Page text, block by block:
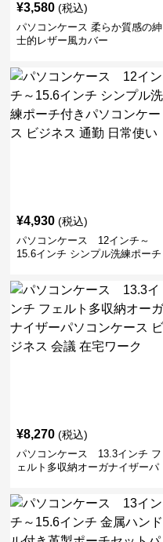
¥3,580 (税込)
パソコンケース 柔らか質感の紳
士的レザー風カバー
¥4,930 (税込)
パソコンケース 12インチ～
15.6インチ シンプル洗練ポーチ
勤 日常使い
¥8,270 (税込)
パソコンケース 13.3インチ フ
ェルト多収納オーガナイザーパ
宅ワーク